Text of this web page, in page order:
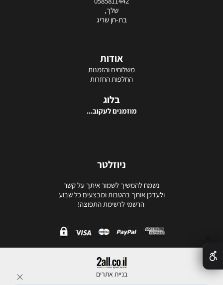
שלך,
בת-חן שריג
אודות
משלוחים והזמנות
החלפות החזרות
בלוג
מוזמנים לעקוב...
ניוזלטר
נשמח להמשיך לשמור איתך על קשר
ולעדכן אותך בהטבות ומבצעים כל שבוע
הרשמי לרשימת התפוצה!
בניית אתרים